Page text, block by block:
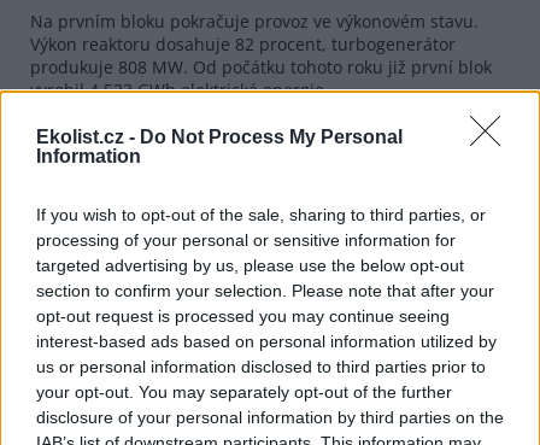
Ekolist.cz - Do Not Process My Personal
Information
If you wish to opt-out of the sale, sharing to third parties, or
processing of your personal or sensitive information for
targeted advertising by us, please use the below opt-out
section to confirm your selection. Please note that after your
opt-out request is processed you may continue seeing
interest-based ads based on personal information utilized by
us or personal information disclosed to third parties prior to
your opt-out. You may separately opt-out of the further
disclosure of your personal information by third parties on the
Na prvním bloku pokračuje provoz ve výkonovém stavu.
Výkon reaktoru dosahuje 82 procent, turbogenerátor
produkuje 808 MW. Od počátku tohoto roku již první blok
vyrobil 4,523 GWh elektrické energie.
JE Temelín bude po kompletním spuštění s instalovaným
elektrickým výkonem 1962 MW největší elektrárnou v České
typu VVER 1000. Elektrárna je majetkem elektroenergetické
společnostiČEZ, v níž drží přes 67 procent akciíFond
národního majetku.